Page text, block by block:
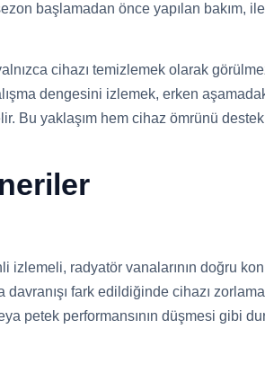
başlamadan önce yapılan bakım,
cihazı temizlemek olarak
dengesini izlemek, erken
Bu yaklaşım hem cihaz ömrünü
izlemeli, radyatör vanalarının doğru
fark edildiğinde cihazı
petek performansının düşmesi gibi